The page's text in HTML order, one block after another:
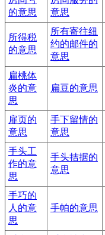
的意思
意思
所得税
的意思
所有寄往纽
约的邮件的
意思
扁桃体
炎的意
思
扁豆的意思
扉页的
意思
手下留情的
意思
手头工
作的意
思
手头拮据的
意思
手巧的
人的意
思
手帕的意思